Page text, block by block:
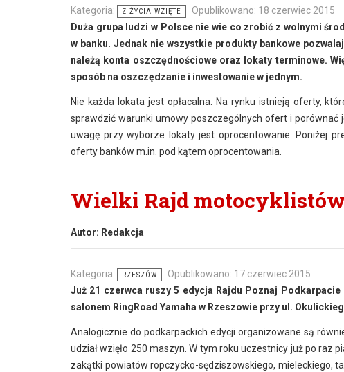
Kategoria: Z ŻYCIA WZIĘTE
Opublikowano: 18 czerwiec 2015
Duża grupa ludzi w Polsce nie wie co zrobić z wolnymi
w banku. Jednak nie wszystkie produkty bankowe
należą konta oszczędnościowe oraz lokaty terminowe.
sposób na oszczędzanie i inwestowanie w jednym.
Nie każda lokata jest opłacalna. Na rynku istnieją oferty,
sprawdzić warunki umowy poszczególnych ofert i porównać
uwagę przy wyborze lokaty jest oprocentowanie. Poniżej
oferty banków m.in. pod kątem oprocentowania.
Wielki Rajd
Autor: Redakcja
Kategoria: RZESZÓW
Opublikowano: 17 czerwiec 2015
Już 21 czerwca ruszy 5 edycja Rajdu Poznaj
salonem RingRoad Yamaha w Rzeszowie przy ul.
Analogicznie do podkarpackich edycji organizowane są
udział wzięło 250 maszyn. W tym roku uczestnicy już po
zakątki powiatów ropczycko-sędziszowskiego, mieleckiego,